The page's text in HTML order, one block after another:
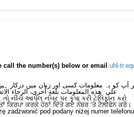
the number(s) below or email uhl-
آپ کو یہ معلومات کسی اور زبان میں درکار
على هذه المعلومات بلغةٍ أُخرى، الرجاء
નીચે આપેલ નંબર પર કૃપા કરી ટેલિફોન કરો
ਕਿਰਪਾ ਕਰਕੇ ਹੇਠਾਂ ਦਿੱਤੇ ਗਏ ਨੰਬਰ ‘ਤੇ ਟੈਲੀਫੋਨ ਕਰੋ।
zadzwonić pod podany niżej numer telefonu